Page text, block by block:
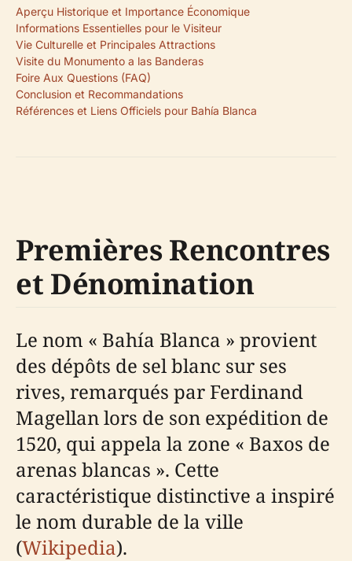
Aperçu Historique et Importance Économique
Informations Essentielles pour le Visiteur
Vie Culturelle et Principales Attractions
Visite du Monumento a las Banderas
Foire Aux Questions (FAQ)
Conclusion et Recommandations
Références et Liens Officiels pour Bahía Blanca
Premières Rencontres
et Dénomination
Le nom « Bahía Blanca » provient
des dépôts de sel blanc sur ses
rives, remarqués par Ferdinand
Magellan lors de son expédition de
1520, qui appela la zone « Baxos de
arenas blancas ». Cette
caractéristique distinctive a inspiré
le nom durable de la ville
(Wikipedia).